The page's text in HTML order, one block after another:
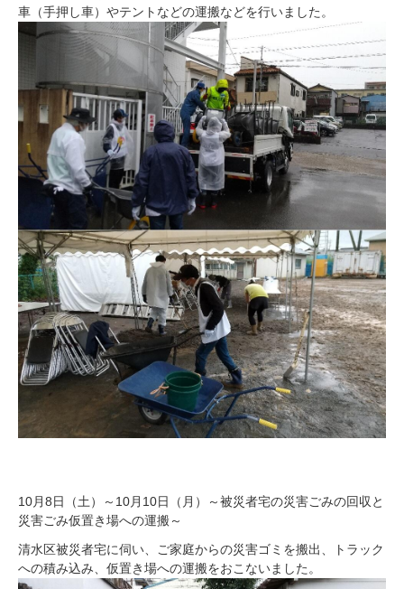
車（手押し車）やテントなどの運搬などを行いました。
10月8日（土）～10月10日（月）～被災者宅の災害ごみの回収と
災害ごみ仮置き場への運搬～
清水区被災者宅に伺い、ご家庭からの災害ゴミを搬出、トラック
への積み込み、仮置き場への運搬をおこないました。